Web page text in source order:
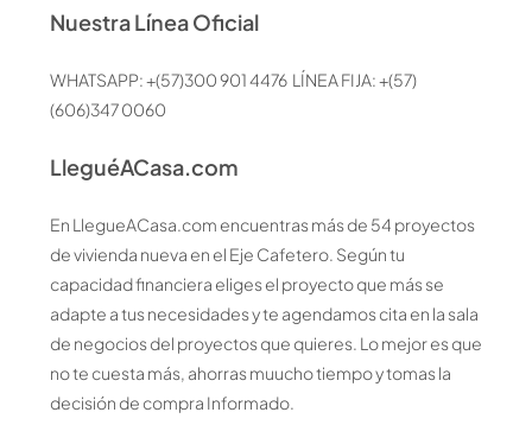
Nuestra Línea Oficial
WHATSAPP: +(57)300 901 4476 LÍNEA FIJA: +(57)
(606)347 0060
LleguéACasa.com
En LlegueACasa.com encuentras más de 54 proyectos
de vivienda nueva en el Eje Cafetero. Según tu
capacidad financiera eliges el proyecto que más se
adapte a tus necesidades y te agendamos cita en la sala
de negocios del proyectos que quieres. Lo mejor es que
no te cuesta más, ahorras muucho tiempo y tomas la
decisión de compra Informado.